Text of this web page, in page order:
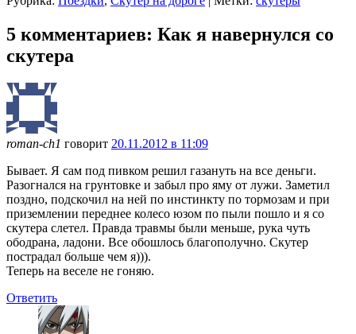
5 комментариев: Как я навернулся со
скутера
roman-ch1 говорит 20.11.2012 в 11:09
Бывает. Я сам под пивком решил газануть на все деньги.
Разогнался на грунтовке и забыл про яму от лужи. Заметил
поздно, подскочил на ней по инстинкту по тормозам и при
приземлении переднее колесо юзом по пыли пошло и я со
скутера слетел. Правда травмы были меньше, рука чуть
ободрана, ладони. Все обошлось благополучно. Скутер
пострадал больше чем я))).
Теперь на веселе не гоняю.
Ответить